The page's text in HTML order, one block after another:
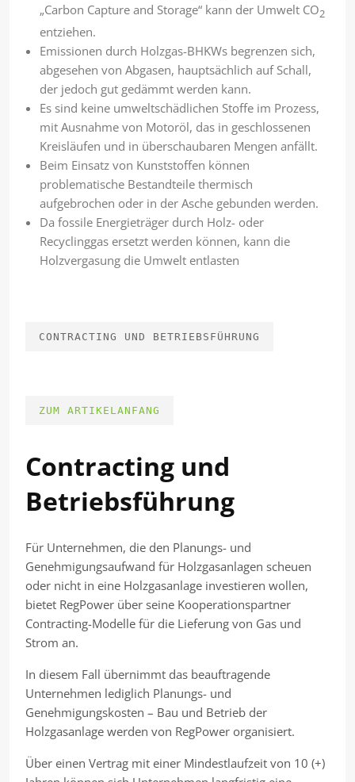
„Carbon Capture and Storage“ kann der Umwelt CO2
entziehen.
Emissionen durch Holzgas-BHKWs begrenzen sich,
abgesehen von Abgasen, hauptsächlich auf Schall,
der jedoch gut gedämmt werden kann.
Es sind keine umweltschädlichen Stoffe im Prozess,
mit Ausnahme von Motoröl, das in geschlossenen
Kreisläufen und in überschaubaren Mengen anfällt.
Beim Einsatz von Kunststoffen können
problematische Bestandteile thermisch
aufgebrochen oder in der Asche gebunden werden.
Da fossile Energieträger durch Holz- oder
Recyclinggas ersetzt werden können, kann die
Holzvergasung die Umwelt entlasten
CONTRACTING UND BETRIEBSFÜHRUNG
ZUM ARTIKELANFANG
Contracting und
Betriebsführung
Für Unternehmen, die den Planungs- und
Genehmigungsaufwand für Holzgasanlagen scheuen
oder nicht in eine Holzgasanlage investieren wollen,
bietet RegPower über seine Kooperationspartner
Contracting-Modelle für die Lieferung von Gas und
Strom an.
In diesem Fall übernimmt das beauftragende
Unternehmen lediglich Planungs- und
Genehmigungskosten – Bau und Betrieb der
Holzgasanlage werden von RegPower organisiert.
Über einen Vertrag mit einer Mindestlaufzeit von 10 (+)